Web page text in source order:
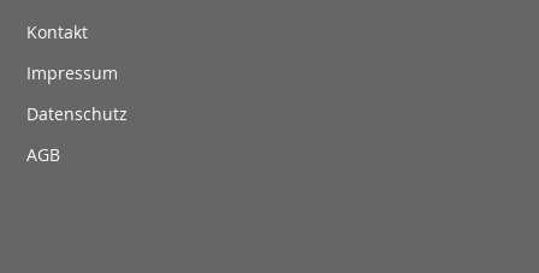
Kontakt
Impressum
Datenschutz
AGB